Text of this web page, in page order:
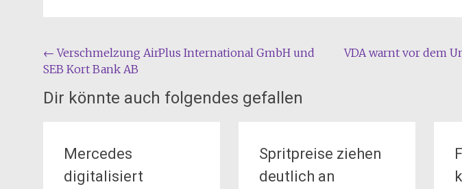
Beitragsnavigation
← Verschmelzung AirPlus International GmbH und
SEB Kort Bank AB
VDA warnt vor dem
Dir könnte auch folgendes gefallen
Mercedes
digitalisiert
Spritpreise ziehen
deutlich an